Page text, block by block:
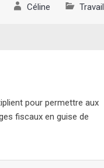
Céline Travail
pour permettre aux
fiscaux en guise de